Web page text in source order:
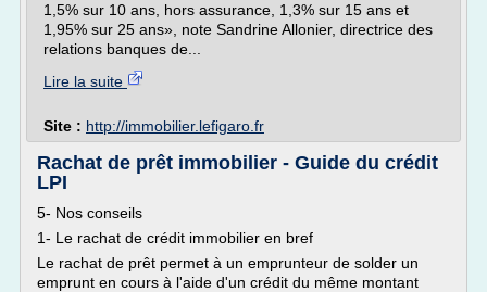
1,5% sur 10 ans, hors assurance, 1,3% sur 15 ans et
1,95% sur 25 ans», note Sandrine Allonier, directrice des
relations banques de...
Lire la suite
Site : http://immobilier.lefigaro.fr
Rachat de prêt immobilier - Guide du crédit
LPI
5- Nos conseils
1- Le rachat de crédit immobilier en bref
Le rachat de prêt permet à un emprunteur de solder un
emprunt en cours à l'aide d'un crédit du même montant